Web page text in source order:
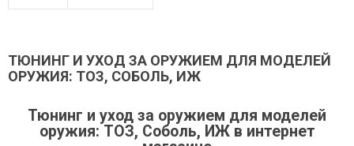
ТЮНИНГ И УХОД ЗА ОРУЖИЕМ ДЛЯ МОДЕЛЕЙ
ОРУЖИЯ: ТОЗ, СОБОЛЬ, ИЖ
Тюнинг и уход за оружием для моделей
оружия: ТОЗ, Соболь, ИЖ в интернет